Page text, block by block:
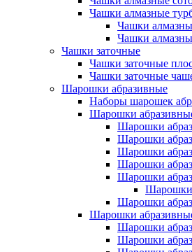
Чашки алмазные
Чашки
Чашки
Чашки заточные
Чашки заточные
Чашки заточные
Шарошки абразивные
Наборы шарошек
Шарошки
Шарошки
Шарошки
Шарошки
Шарошки
Шарошки
Шарошки
Шарошки
Шарошки
Шарошки
Шарошки